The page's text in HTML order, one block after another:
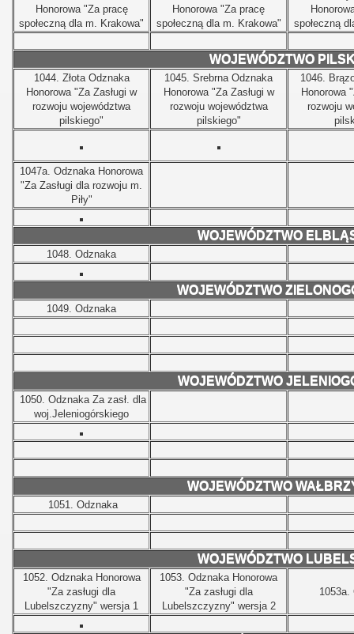
Honorowa "Za pracę
społeczną dla m. Krakowa"
Honorowa "Za pracę
społeczną dla m. Krakowa"
społeczną
WOJEWÓDZTWO
1044. Złota Odznaka
Honorowa "Za Zasługi w
rozwoju województwa
pilskiego"
1045. Srebrna Odznaka
Honorowa "Za Zasługi w
rozwoju województwa
pilskiego"
1046.
Honorowa
rozwoju
1047a. Odznaka Honorowa
"Za Zasługi dla rozwoju m.
Piły"
WOJEWÓDZTWO
1048. Odznaka
WOJEWÓDZTWO
1049. Odznaka
WOJEWÓDZTWO
1050. Odznaka Za zasł. dla
woj.Jeleniogórskiego
WOJEWÓDZTWO
1051. Odznaka
WOJEWÓDZTWO
1052. Odznaka Honorowa
"Za zasługi dla
Lubelszczyzny" wersja 1
1053. Odznaka Honorowa
"Za zasługi dla
Lubelszczyzny" wersja 2
1053a.